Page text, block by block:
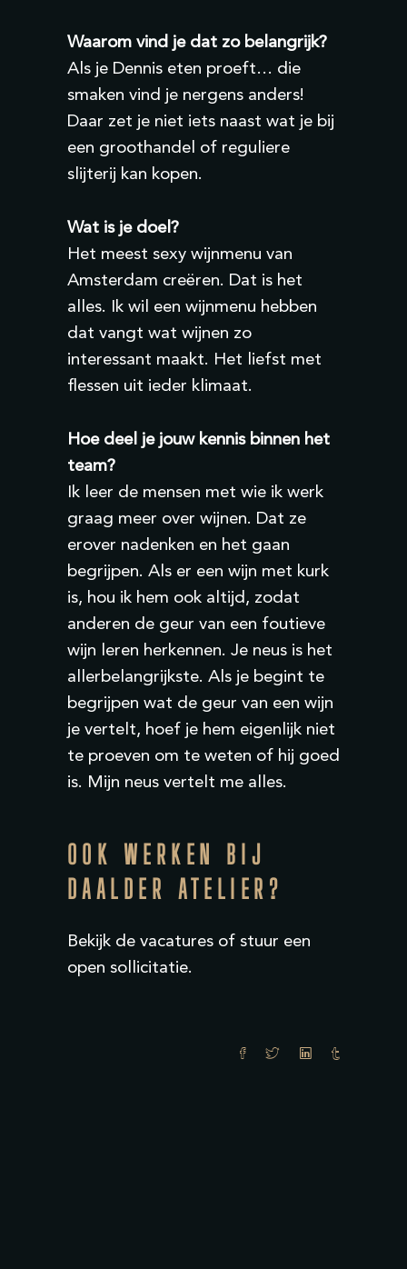
Waarom vind je dat zo belangrijk?
Als je Dennis eten proeft… die
smaken vind je nergens anders!
Daar zet je niet iets naast wat je bij
een groothandel of reguliere
slijterij kan kopen.
Wat is je doel?
Het meest sexy wijnmenu van
Amsterdam creëren. Dat is het
alles. Ik wil een wijnmenu hebben
dat vangt wat wijnen zo
interessant maakt. Het liefst met
flessen uit ieder klimaat.
Hoe deel je jouw kennis binnen het
team?
Ik leer de mensen met wie ik werk
graag meer over wijnen. Dat ze
erover nadenken en het gaan
begrijpen. Als er een wijn met kurk
is, hou ik hem ook altijd, zodat
anderen de geur van een foutieve
wijn leren herkennen. Je neus is het
allerbelangrijkste. Als je begint te
begrijpen wat de geur van een wijn
je vertelt, hoef je hem eigenlijk niet
te proeven om te weten of hij goed
is. Mijn neus vertelt me alles.
OOK WERKEN BIJ
DAALDER ATELIER?
Bekijk de vacatures of stuur een
open sollicitatie.